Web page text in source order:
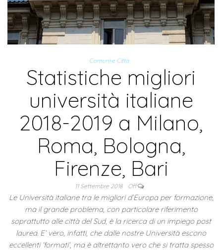
Comuni e Città
Statistiche migliori
università italiane
2018-2019 a Milano,
Roma, Bologna,
Firenze, Bari
11 Settembre 2018 Off
Le Università italiane tra le migliori d’Europa per formazione,
ma il grande problema, con particolare riferimento
soprattutto alle città del Sud, è la ricerca di un impiego post
laurea. E’ vero, infatti, che dalle nostre Università escono
eccellenti ‘formati’, ma è altrettanto vero che si tratta spesso